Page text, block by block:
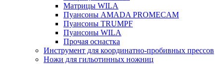
Матрицы WILA
Пуансоны AMADA PROMECAM
Пуансоны TRUMPF
Пуансоны WILA
Прочая оснастка
Инструмент для координатно-пробивных прессов
Ножи для гильотинных ножниц